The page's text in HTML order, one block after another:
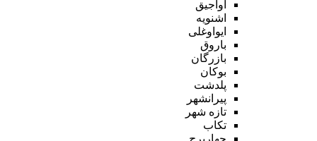
آواجیق
اشنویه
ایواوغلی
باروق
بازرگان
بوکان
پلدشت
پیرانشهر
تازه شهر
تکاب
چهاربرج